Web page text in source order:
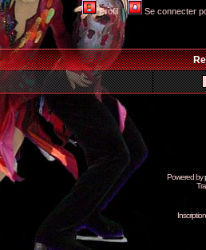
Profil Se connecter
Powered by